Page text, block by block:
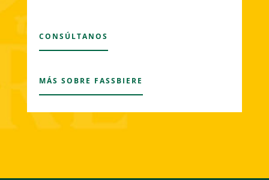
CONSÚLTANOS
MÁS SOBRE FASSBIERE